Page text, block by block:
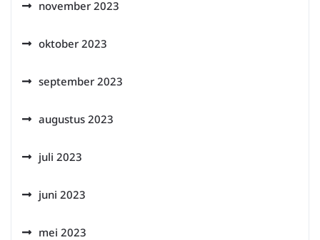
november 2023
oktober 2023
september 2023
augustus 2023
juli 2023
juni 2023
mei 2023